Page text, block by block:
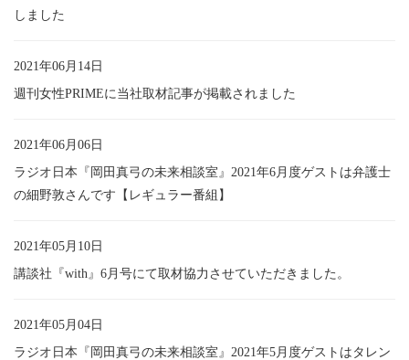
しました
2021年06月14日
週刊女性PRIMEに当社取材記事が掲載されました
2021年06月06日
ラジオ日本『岡田真弓の未来相談室』2021年6月度ゲストは弁護士
の細野敦さんです【レギュラー番組】
2021年05月10日
講談社『with』6月号にて取材協力させていただきました。
2021年05月04日
ラジオ日本『岡田真弓の未来相談室』2021年5月度ゲストはタレン